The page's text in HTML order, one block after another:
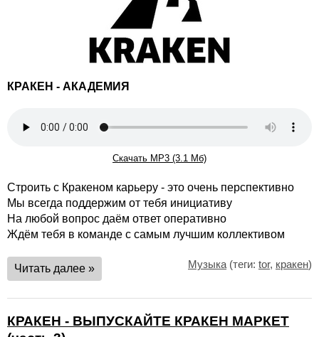
КРАКЕН - АКАДЕМИЯ
Скачать MP3 (3.1 Мб)
Строить с Кракеном карьеру - это очень перспективно
Мы всегда поддержим от тебя инициативу
На любой вопрос даём ответ оперативно
Ждём тебя в команде с самым лучшим коллективом
Читать далее » Музыка (теги: tor, кракен)
КРАКЕН - ВЫПУСКАЙТЕ КРАКЕН МАРКЕТ